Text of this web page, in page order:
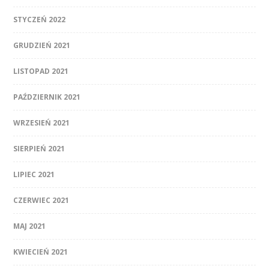
STYCZEŃ 2022
GRUDZIEŃ 2021
LISTOPAD 2021
PAŹDZIERNIK 2021
WRZESIEŃ 2021
SIERPIEŃ 2021
LIPIEC 2021
CZERWIEC 2021
MAJ 2021
KWIECIEŃ 2021